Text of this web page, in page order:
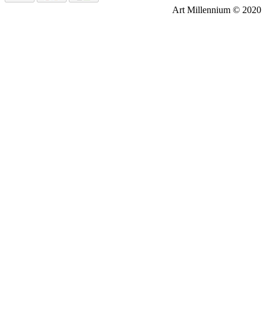
Art Millennium © 2020